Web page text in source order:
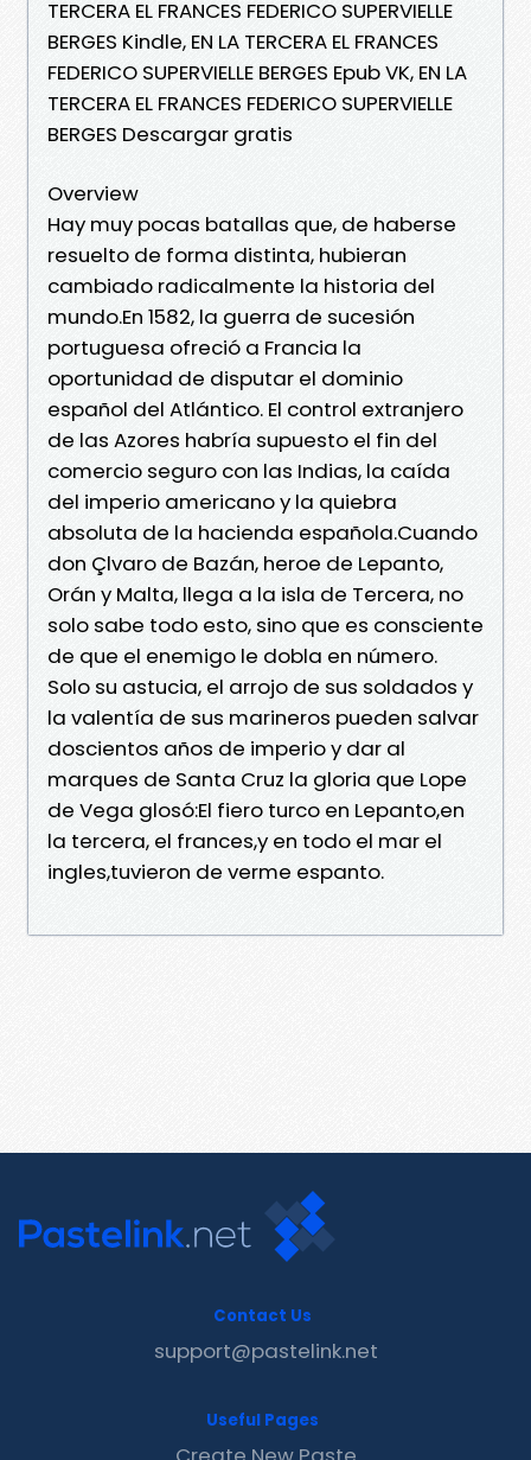
TERCERA EL FRANCES FEDERICO SUPERVIELLE
BERGES Kindle, EN LA TERCERA EL FRANCES
FEDERICO SUPERVIELLE BERGES Epub VK, EN LA
TERCERA EL FRANCES FEDERICO SUPERVIELLE
BERGES Descargar gratis
Overview
Hay muy pocas batallas que, de haberse
resuelto de forma distinta, hubieran
cambiado radicalmente la historia del
mundo.En 1582, la guerra de sucesión
portuguesa ofreció a Francia la
oportunidad de disputar el dominio
español del Atlántico. El control extranjero
de las Azores habría supuesto el fin del
comercio seguro con las Indias, la caída
del imperio americano y la quiebra
absoluta de la hacienda española.Cuando
don Çlvaro de Bazán, heroe de Lepanto,
Orán y Malta, llega a la isla de Tercera, no
solo sabe todo esto, sino que es consciente
de que el enemigo le dobla en número.
Solo su astucia, el arrojo de sus soldados y
la valentía de sus marineros pueden salvar
doscientos años de imperio y dar al
marques de Santa Cruz la gloria que Lope
de Vega glosó:El fiero turco en Lepanto,en
la tercera, el frances,y en todo el mar el
ingles,tuvieron de verme espanto.
Contact Us
support@pastelink.net
Useful Pages